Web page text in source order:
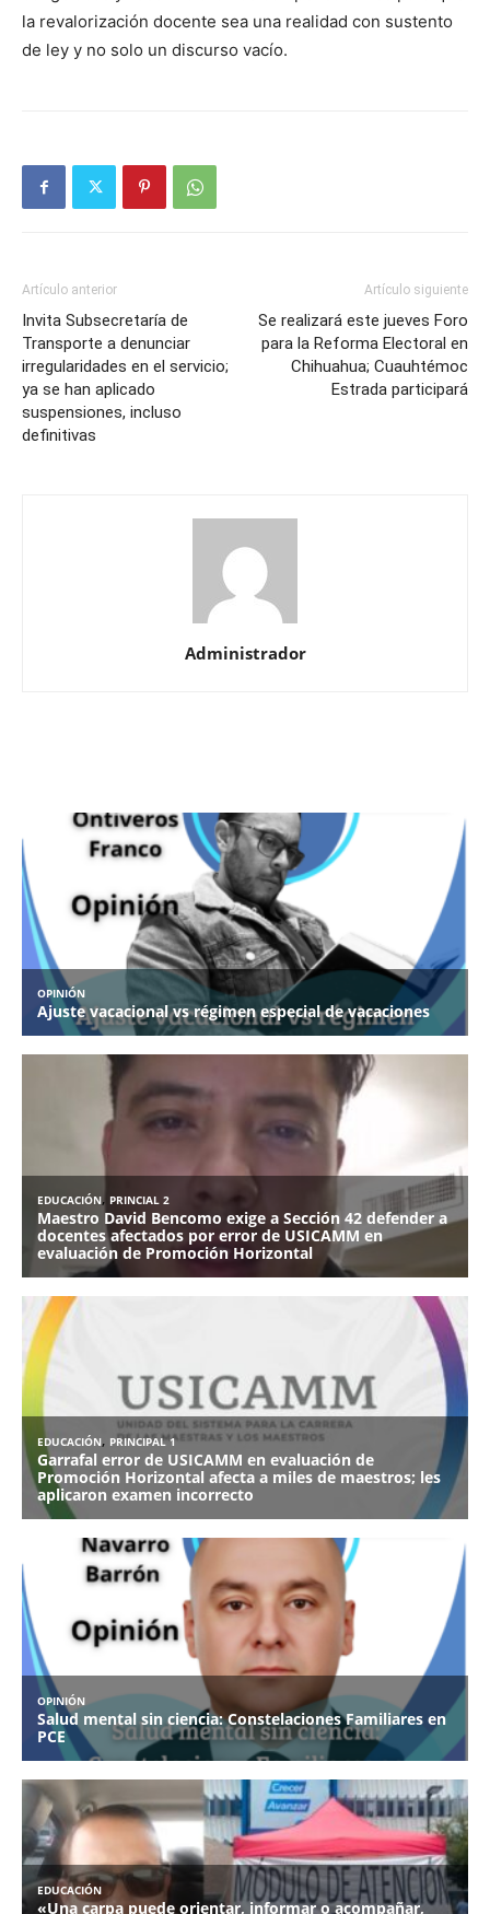
la revalorización docente sea una realidad con sustento
de ley y no solo un discurso vacío.
Artículo anterior
Invita Subsecretaría de
Transporte a denunciar
irregularidades en el servicio;
ya se han aplicado
suspensiones, incluso
definitivas
Artículo siguiente
Se realizará este jueves Foro
para la Reforma Electoral en
Chihuahua; Cuauhtémoc
Estrada participará
Administrador